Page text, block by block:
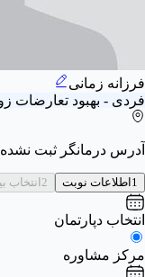
فرزانه زمانی
فردی - بهبود تعارضات
آدرس درمانگر ثبت
1اطلاعات نوبت 2انتخاب
انتخاب دپارتمان
مرکز مشاوره